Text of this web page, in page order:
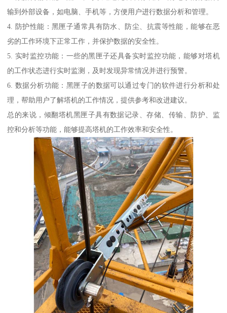
输到外部设备，如电脑、手机等，方便用户进行数据分析和管理。
4. 防护性能：黑匣子通常具有防水、防尘、抗震等性能，能够在恶
劣的工作环境下正常工作，并保护数据的安全性。
5. 实时监控功能：一些的黑匣子还具备实时监控功能，能够对塔机
的工作状态进行实时监测，及时发现异常情况并进行预警。
6. 数据分析功能：黑匣子的数据可以通过专门的软件进行分析和处
理，帮助用户了解塔机的工作情况，提供参考和改进建议。
总的来说，倾翻塔机黑匣子具有数据记录、存储、传输、防护、监
控和分析等功能，能够提高塔机的工作效率和安全性。